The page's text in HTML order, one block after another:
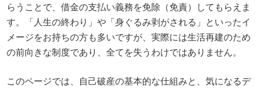
らうことで、借金の支払い義務を免除（免責）してもらえま
す。「人生の終わり」や「身ぐるみ剥がされる」といったイ
メージをお持ちの方も多いですが、実際には生活再建のため
の前向きな制度であり、全てを失うわけではありません。
このページでは、自己破産の基本的な仕組みと、気になるデ